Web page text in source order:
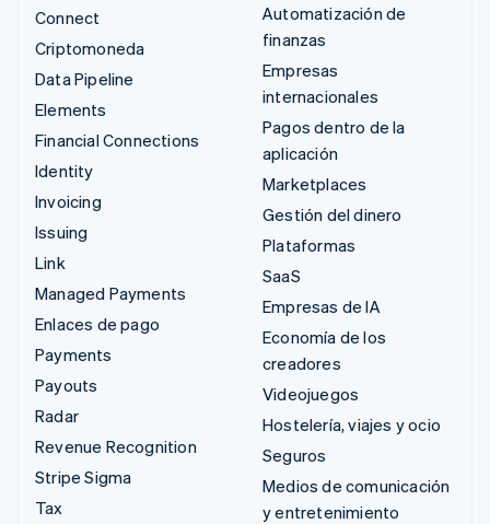
Connect
Criptomoneda
Data Pipeline
Elements
Financial Connections
Identity
Invoicing
Issuing
Link
Managed Payments
Enlaces de pago
Payments
Payouts
Radar
Revenue Recognition
Stripe Sigma
Tax
Automatización de
finanzas
Empresas
internacionales
Pagos dentro de la
aplicación
Marketplaces
Gestión del dinero
Plataformas
SaaS
Empresas de IA
Economía de los
creadores
Videojuegos
Hostelería, viajes y ocio
Seguros
Medios de comunicación
y entretenimiento